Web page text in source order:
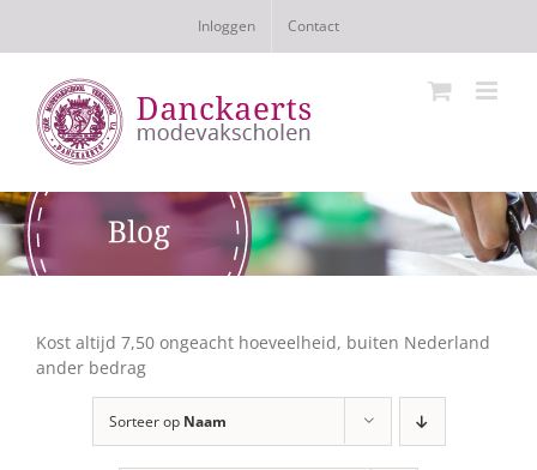
Inloggen Contact
Kost altijd 7,50 ongeacht hoeveelheid, buiten Nederland
ander bedrag
Sorteer op Naam